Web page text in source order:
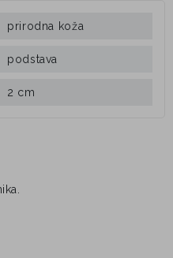
prirodna koža
podstava
2 cm